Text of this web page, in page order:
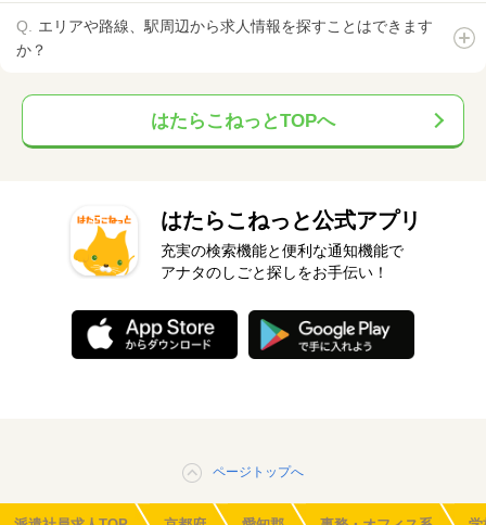
エリアや路線、駅周辺から求人情報を探すことはできます
か？
はたらこねっとTOPへ
はたらこねっと公式アプリ
充実の検索機能と便利な通知機能で
アナタのしごと探しをお手伝い！
ページトップへ